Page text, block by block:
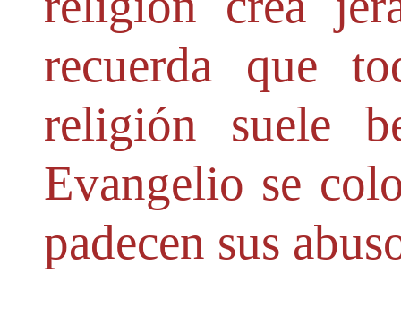
recuerda que
religión suele
Evangelio se
padecen sus